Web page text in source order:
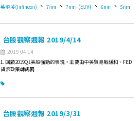
英飛凌(Infineon) 、 7nm 、 7nm+(EUV) 、 6nm 、 5nm
台股觀察週報 2019/4/14
2019-04-14
1. 回顧2019Q1美股強勁的表現，主要由中美貿易戰緩和、FED
貨幣政策轉鴿兩...
台股觀察週報 2019/3/31